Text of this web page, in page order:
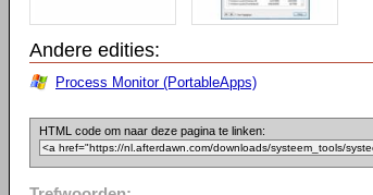
Andere edities:
Process Monitor (PortableApps)
HTML code om naar deze pagina te linken: